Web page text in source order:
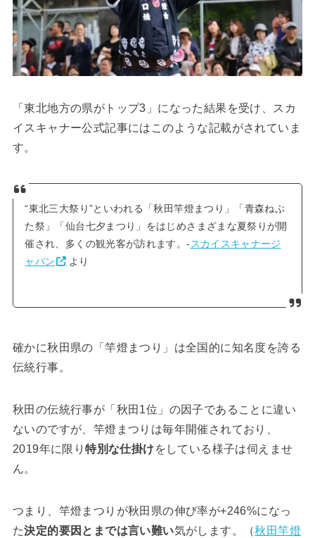
「東北地方の県がトップ3」になった結果を受け、スカ
イスキャナー公式記事にはこのような記載がされていま
す。
“東北三大祭り”といわれる「秋田竿燈まつり」「青森ねぶ
た祭」「仙台七夕まつり」をはじめさまざまな夏祭りが開
催され、多くの観光客が訪れます。-スカイスキャナージ
ャパン
より
確かに秋田県の「竿燈まつり」は全国的に知名度を誇る
伝統行事。
秋田の伝統行事が「秋田1位」の因子であることに違い
ないのですが、竿燈まつりは毎年開催されており、
2019年に限り特別な仕掛けをしている様子は伺えませ
ん。
つまり、竿燈まつりが秋田県の伸び率が+246%になっ
た決定的要因とまでは言い難い気がします。（秋田竿燈